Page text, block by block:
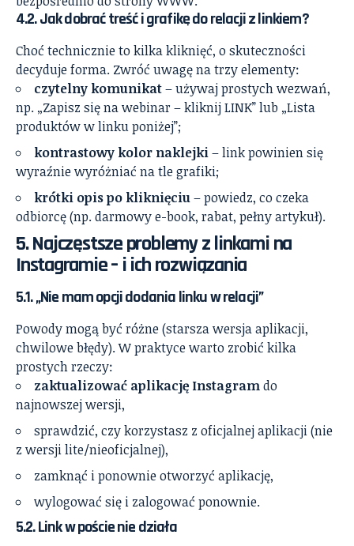
4.2. Jak dobrać treść i grafikę do relacji z linkiem?
Choć technicznie to kilka kliknięć, o skuteczności
decyduje forma. Zwróć uwagę na trzy elementy:
czytelny komunikat– używaj prostych wezwań,
np. „Zapisz się na webinar – kliknij LINK” lub „Lista
produktów w linku poniżej”;
kontrastowy kolor naklejki– link powinien się
wyraźnie wyróżniać na tle grafiki;
krótki opis po kliknięciu– powiedz, co czeka
odbiorcę (np. darmowy e-book, rabat, pełny artykuł).
5. Najczęstsze problemy z linkami na
Instagramie – i ich rozwiązania
5.1. „Nie mam opcji dodania linku w relacji”
Powody mogą być różne (starsza wersja aplikacji,
chwilowe błędy). W praktyce warto zrobić kilka
prostych rzeczy:
zaktualizować aplikację Instagramdo
najnowszej wersji,
sprawdzić, czy korzystasz z oficjalnej aplikacji (nie
z wersji lite/nieoficjalnej),
zamknąć i ponownie otworzyć aplikację,
wylogować się i zalogować ponownie.
5.2. Link w poście nie działa